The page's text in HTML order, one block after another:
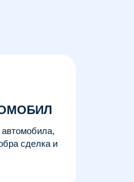
автомобила,
сделка и